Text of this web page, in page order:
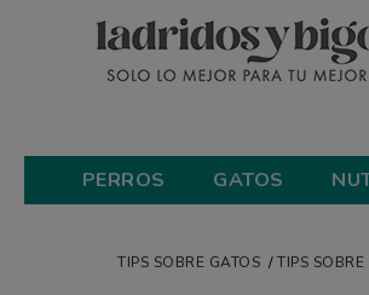
PERROS GATOS
TIPS SOBRE GATOS TIPS SOBRE